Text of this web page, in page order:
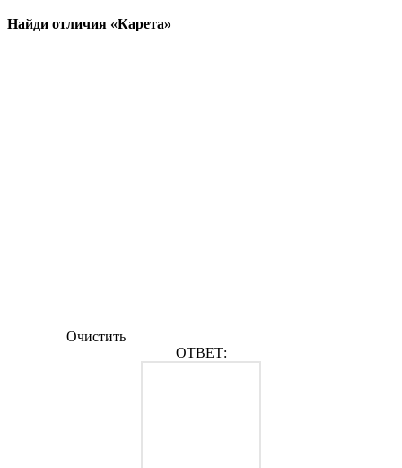
Найди отличия «Карета»
Очистить
ОТВЕТ: